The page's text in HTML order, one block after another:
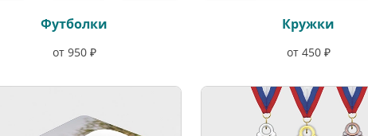
Футболки
от 950 ₽
Кружки
от 450 ₽